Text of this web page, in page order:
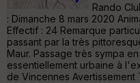
Rando
: Dimanche 8 mars 2020
Effectif : 24 Remarque
passant par la très
Maur. Passage très sympa
essentiellement urbaine à
de Vincennes Avertissement